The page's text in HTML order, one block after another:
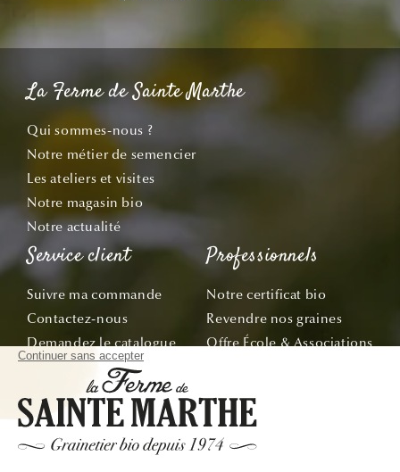
La Ferme de Sainte Marthe
Qui sommes-nous ?
Notre métier de semencier
Les ateliers et visites
Notre magasin bio
Notre actualité
Service client
Suivre ma commande
Contactez-nous
Demandez le catalogue
Bon de commande
Tous nos conseils
Professionnels
Notre certificat bio
Revendre nos graines
Offre École & Associations
Abonnez-vous